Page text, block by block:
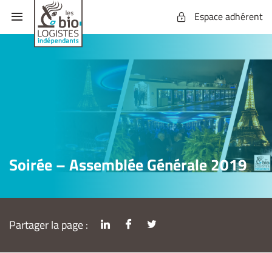
Espace adhérent
Soirée – Assemblée Générale 2019
Partager la page :